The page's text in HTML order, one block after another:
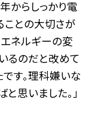
からしっかり電
との大切さが
エネルギーの変
るのだと改めて
す。理科嫌いな
思いました。」